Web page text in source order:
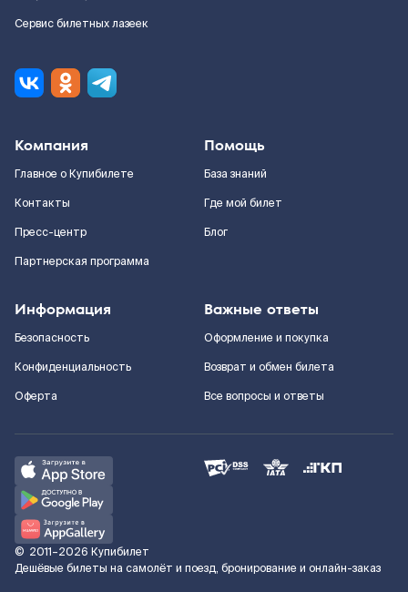
Сервис билетных лазеек
Компания
Главное о Купибилете
Контакты
Пресс-центр
Партнерская программа
Помощь
База знаний
Где мой билет
Блог
Информация
Безопасность
Конфиденциальность
Оферта
Важные ответы
Оформление и покупка
Возврат и обмен билета
Все вопросы и ответы
© 2011–2026 Купибилет
Дешёвые билеты на самолёт и поезд, бронирование и онлайн-заказ